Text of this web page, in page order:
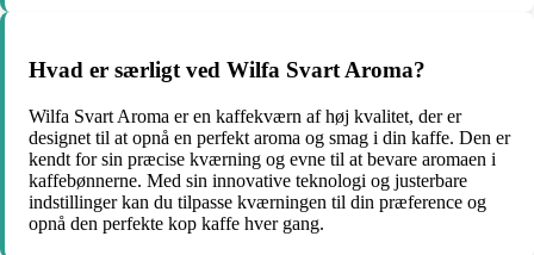
Hvad er særligt ved Wilfa Svart Aroma?
Wilfa Svart Aroma er en kaffekværn af høj kvalitet, der er
designet til at opnå en perfekt aroma og smag i din kaffe. Den er
kendt for sin præcise kværning og evne til at bevare aromaen i
kaffebønnerne. Med sin innovative teknologi og justerbare
indstillinger kan du tilpasse kværningen til din præference og
opnå den perfekte kop kaffe hver gang.